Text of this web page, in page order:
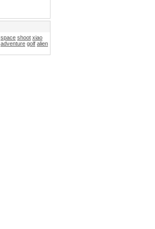
space shoot xiao
adventure golf alien